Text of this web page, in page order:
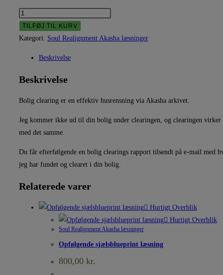
TILFØJ TIL KURV
Kategori: Soul Realignment Akasha læsninger
Beskrivelse
Beskrivelse
Bolig clearing er en effektiv husrensning via Akasha arkivet.
Jeg kommer ikke ud til din bolig under clearingen, og clearingen virker
med det samme.
Du får efterfølgende en bolig clearings rapport tilsendt på e-mail med
jeg har fundet og clearet i din bolig.
Relaterede varer
Hurtigt Overblik
Hurtigt Overblik
Soul Realignment Akasha læsninger
Opfølgende sjælsblueprint læsning
800,00 kr.